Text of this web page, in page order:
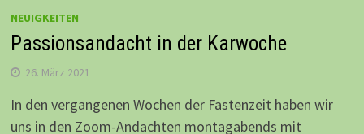
NEUIGKEITEN
Passionsandacht in der Karwoche
26. März 2021
In den vergangenen Wochen der Fastenzeit haben wir
uns in den Zoom-Andachten montagabends mit